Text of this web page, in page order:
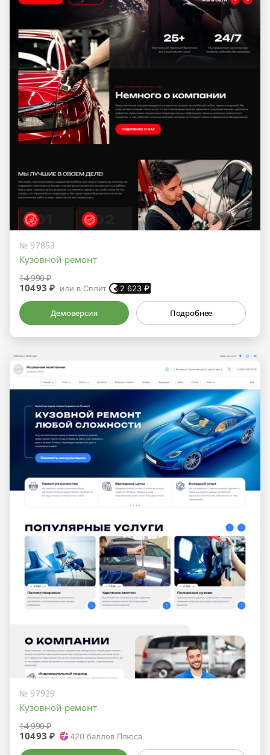
№ 97853
Кузовной ремонт
14 990 ₽
10493 ₽ или в Сплит 2 623 ₽
Демоверсия Подробнее
№ 97929
Кузовной ремонт
14 990 ₽
10493 ₽ 420 баллов Плюса